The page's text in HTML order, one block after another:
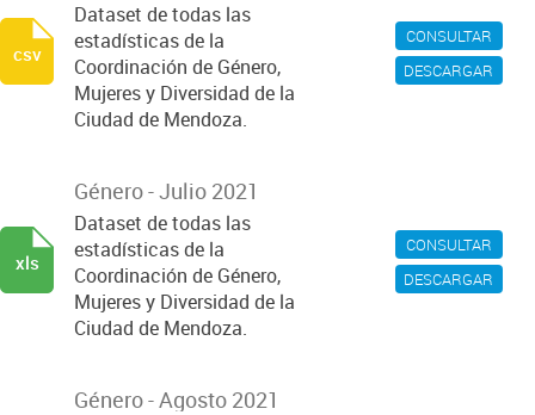
CONSULTAR
DESCARGAR
Dataset de todas las
estadísticas de la
Coordinación de Género,
Mujeres y Diversidad de la
Ciudad de Mendoza.
csv
CONSULTAR
DESCARGAR
Género - Julio 2021
Dataset de todas las
estadísticas de la
Coordinación de Género,
Mujeres y Diversidad de la
Ciudad de Mendoza.
xls
Género - Agosto 2021